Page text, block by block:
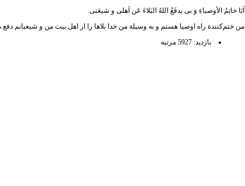
اَنَا خاتِمُ الأوصیاءِ وَ بی ‌یدفَعُ اللهُ البَلاءَ عَن اَهلی و شیعَتی.
من ختم‌کنندة راه اوصیا هستم و به وسیلة من خدا بلاها را از اهل بیت من و شیعیانم
بازدید: 5927 مرتبه